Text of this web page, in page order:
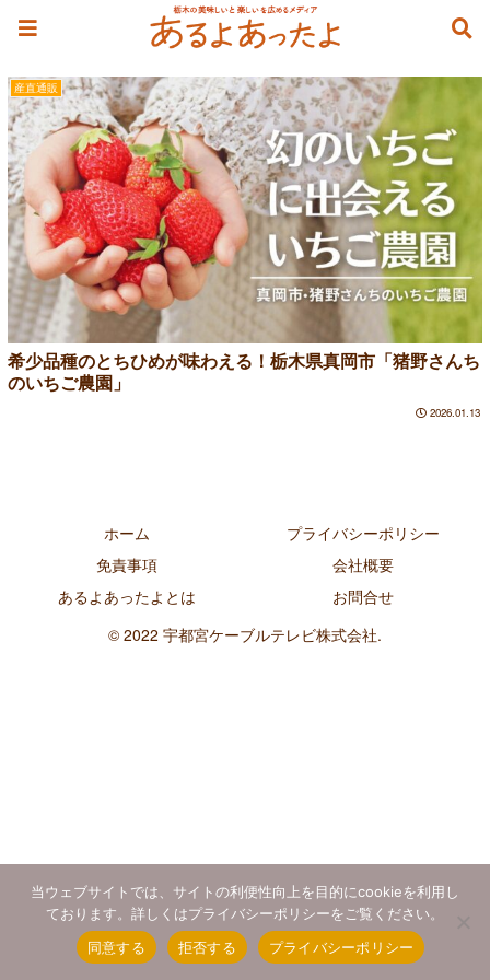
産直通販
希少品種のとちひめが味わえる！栃木県真岡市「猪野さんち
のいちご農園」
2026.01.13
ホーム
プライバシーポリシー
免責事項
会社概要
あるよあったよとは
お問合せ
© 2022 宇都宮ケーブルテレビ株式会社.
当ウェブサイトでは、サイトの利便性向上を目的にcookieを利用し
ております。詳しくはプライバシーポリシーをご覧ください。
同意する
拒否する プライバシーポリシー